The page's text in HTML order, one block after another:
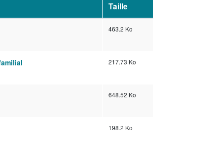
Taille
463.2 Ko
217.73 Ko
648.52 Ko
198.2 Ko